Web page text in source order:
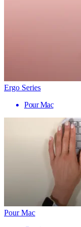
Ergo Series
Pour Mac
Pour Mac